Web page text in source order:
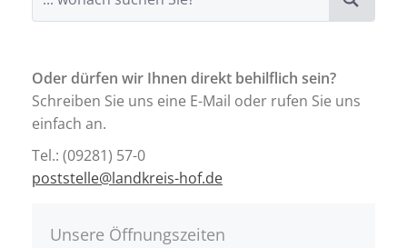
Oder dürfen wir Ihnen direkt behilflich sein?
Schreiben Sie uns eine E-Mail oder rufen Sie uns
einfach an.
Tel.: (09281) 57-0
poststelle@landkreis-hof.de
Unsere Öffnungszeiten